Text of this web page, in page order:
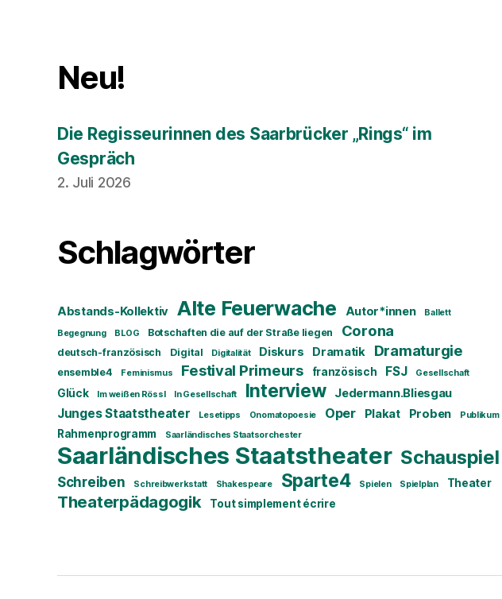
Neu!
Die Regisseurinnen des Saarbrücker „Rings“ im
Gespräch
2. Juli 2026
Schlagwörter
Abstands-Kollektiv Alte Feuerwache Autor*innen
Ballett
Begegnung
BLOG Botschaften die auf der Straße liegen Corona
deutsch-französisch Digital Digitalität Diskurs Dramatik Dramaturgie
ensemble4 Feminismus Festival Primeurs französisch FSJ Gesellschaft
Glück Im weißen Rössl In Gesellschaft Interview Jedermann.Bliesgau
Junges Staatstheater Lesetipps Onomatopoesie Oper Plakat Proben Publikum
Rahmenprogramm Saarländisches Staatsorchester
Saarländisches Staatstheater Schauspiel
Schreiben Schreibwerkstatt Shakespeare Sparte4 Spielen Spielplan Theater
Theaterpädagogik Tout simplement écrire